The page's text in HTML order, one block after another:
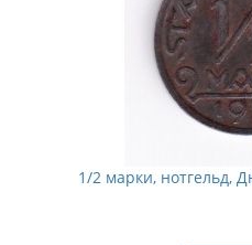
1/2 марки, нотгельд,